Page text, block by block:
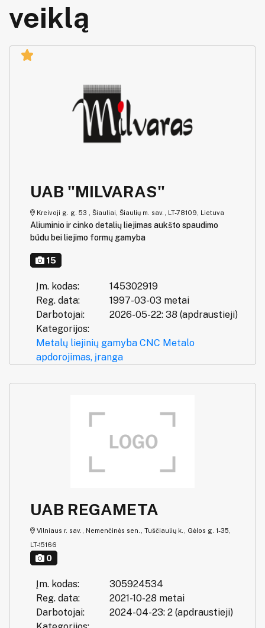
veiklą
UAB "MILVARAS"
Kreivoji g. g. 53 , Šiauliai, Šiaulių m. sav., LT-78109, Lietuva
Aliuminio ir cinko detalių liejimas aukšto spaudimo
būdu bei liejimo formų gamyba
15
Įm. kodas:
145302919
Reg. data:
1997-03-03 metai
Darbotojai:
2026-05-22: 38 (apdraustieji)
Kategorijos:
Metalų liejinių gamyba CNC Metalo
apdorojimas, įranga
UAB REGAMETA
Vilniaus r. sav., Nemenčinės sen., Tuščiaulių k., Gėlos g. 1-35,
LT-15166
0
Įm. kodas:
305924534
Reg. data:
2021-10-28 metai
Darbotojai:
2024-04-23: 2 (apdraustieji)